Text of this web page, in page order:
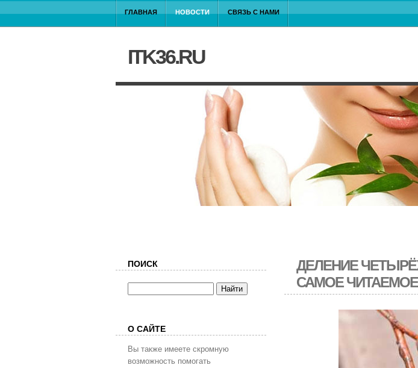
ГЛАВНАЯ НОВОСТИ СВЯЗЬ С НАМИ
ITK36.RU
ДЕЛЕНИЕ
САМОЕ ЧИТАЕМОЕ
ПОИСК
О САЙТЕ
Вы также имеете скромную
возможность помогать